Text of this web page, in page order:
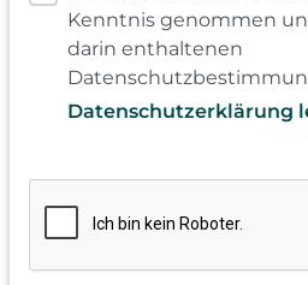
Kenntnis genommen
darin enthaltenen
Datenschutzerklärung